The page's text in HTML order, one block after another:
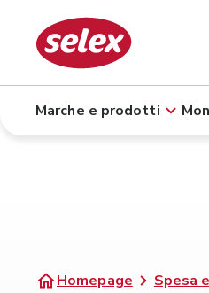
Marche e prodotti
Homepage Spesa